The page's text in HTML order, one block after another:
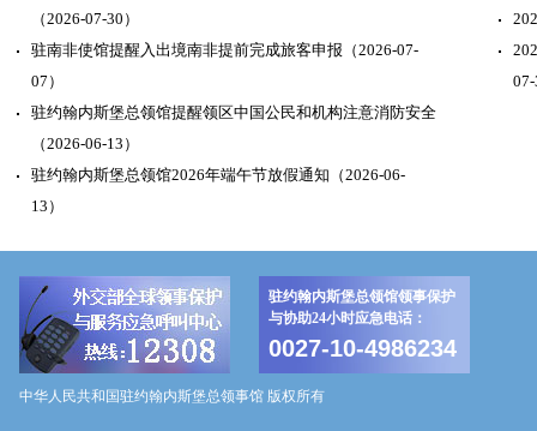
（2026-07-30）
驻南非使馆提醒入出境南非提前完成旅客申报 （2026-07-
07）
驻约翰内斯堡总领馆提醒领区中国公民和机构注意消防安全
（2026-06-13）
驻约翰内斯堡总领馆2026年端午节放假通知 （2026-06-
13）
驻约翰内斯堡总领馆领事保护
与协助24小时应急电话：
0027-10-4986234
中华人民共和国驻约翰内斯堡总领事馆 版权所有